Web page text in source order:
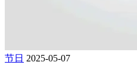
节日 2025-05-07